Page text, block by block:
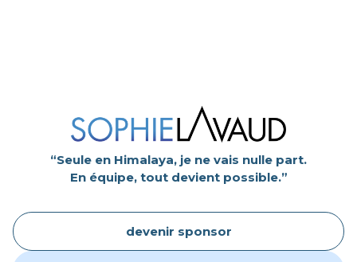
“Seule en Himalaya, je ne vais nulle part.
En équipe, tout devient possible.”
devenir sponsor